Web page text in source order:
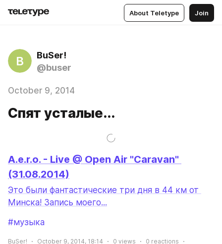
About Teletype Join
B
BuSer!
@buser
October 9, 2014
Спят усталые...
A.e.r.o. - Live @ Open Air "Caravan"
(31.08.2014)
Это были фантастические три дня в 44 км от
Минска! Запись моего...
#музыка
BuSer! October 9, 2014, 18:14 0 views 0 reactions